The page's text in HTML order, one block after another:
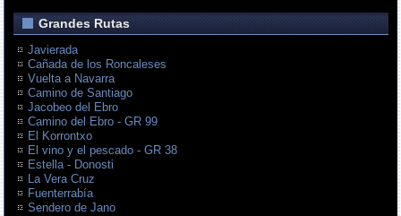
Grandes Rutas
Javierada
Cañada de los Roncaleses
Vuelta a Navarra
Camino de Santiago
Jacobeo del Ebro
Camino del Ebro - GR 99
El Korrontxo
El vino y el pescado - GR 38
Estella - Donosti
La Vera Cruz
Fuenterrabía
Sendero de Jano